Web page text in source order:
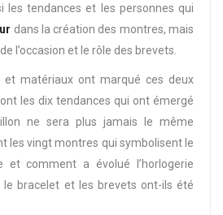
les tendances et les personnes qui
dans la création des montres, mais
l’occasion et le rôle des brevets.
et matériaux ont marqué ces deux
les dix tendances qui ont émergé
ne sera plus jamais le même
les vingt montres qui symbolisent le
et comment a évolué l’horlogerie
bracelet et les brevets ont-ils été